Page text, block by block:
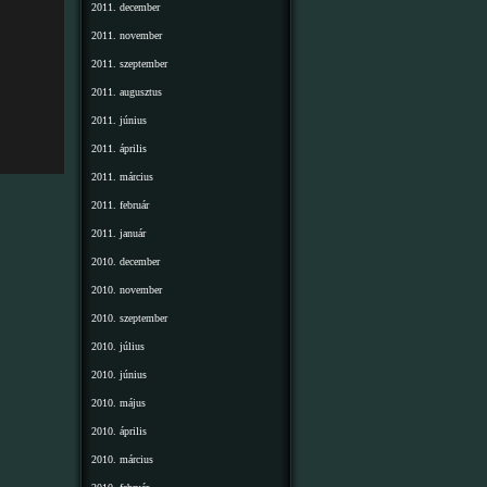
2011. december
2011. november
2011. szeptember
2011. augusztus
2011. június
2011. április
2011. március
2011. február
2011. január
2010. december
2010. november
2010. szeptember
2010. július
2010. június
2010. május
2010. április
2010. március